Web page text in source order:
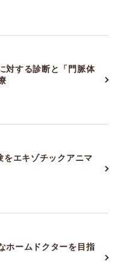
対する診断と「門脈体
をエキゾチックアニマ
ホームドクターを目指